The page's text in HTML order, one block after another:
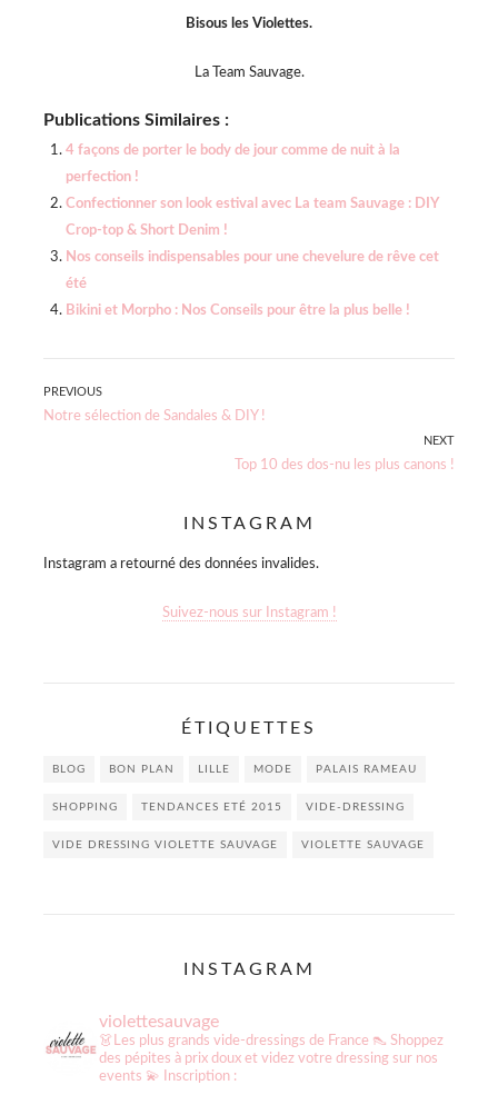
Bisous les Violettes.
La Team Sauvage.
Publications Similaires :
4 façons de porter le body de jour comme de nuit à la
perfection !
Confectionner son look estival avec La team Sauvage : DIY
Crop-top & Short Denim !
Nos conseils indispensables pour une chevelure de rêve cet
été
Bikini et Morpho : Nos Conseils pour être la plus belle !
Navigation
PREVIOUS
Previous
Notre sélection de Sandales & DIY !
NEXT
Next
Top 10 des dos-nu les plus canons !
INSTAGRAM
Instagram a retourné des données invalides.
Suivez-nous sur Instagram !
ÉTIQUETTES
BLOG BON PLAN LILLE MODE PALAIS RAMEAU
SHOPPING TENDANCES ETÉ 2015 VIDE-DRESSING
VIDE DRESSING VIOLETTE SAUVAGE VIOLETTE SAUVAGE
INSTAGRAM
violettesauvage
👗Les plus grands vide-dressings de France 👠 Shoppez
des pépites à prix doux et videz votre dressing sur nos
events 💫 Inscription :